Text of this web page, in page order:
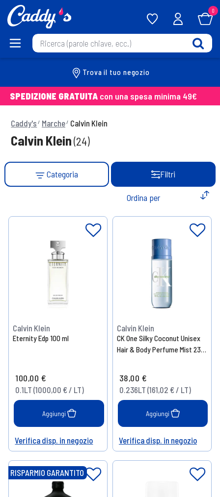
0
Trova il tuo negozio
SPEDIZIONE GRATUITA con una spesa minima 49€
Caddy's Marche Calvin Klein
Calvin Klein(24)
Categoria Filtri
Calvin Klein
Eternity Edp 100 ml
100,00 €
0.1LT (1000,00 € / LT)
Aggiungi
Help
Verifica disp. in negozio
Calvin Klein
CK One Silky Coconut Unisex
Hair & Body Perfume Mist 236
38,00 €
0.236LT (161,02 € / LT)
Aggiungi
Help
Verifica disp. in negozio
RISPARMIO GARANTITO